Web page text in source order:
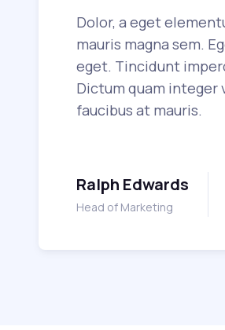
Dolor, a eget
mauris magna sem.
eget. Tincidunt
Dictum quam integer
faucibus at mauris.
Ralph Edwards
Head of Marketing